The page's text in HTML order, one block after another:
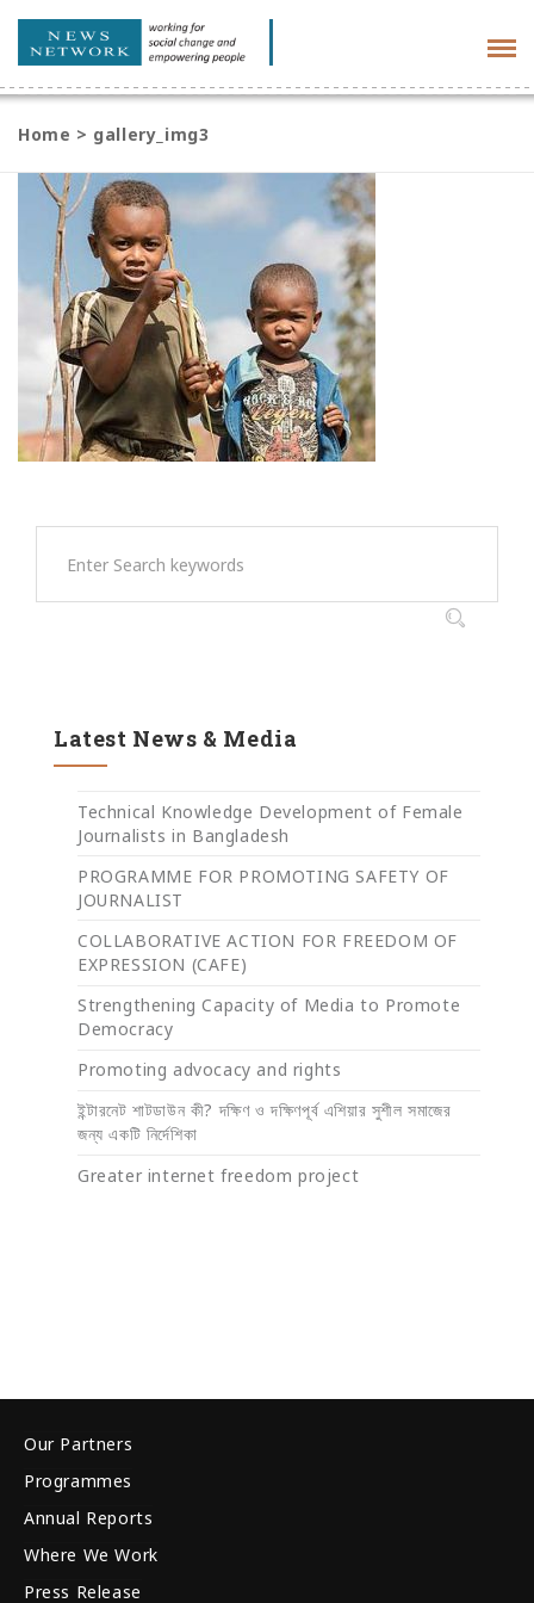
Home > gallery_img3
Latest News & Media
Technical Knowledge Development of Female
Journalists in Bangladesh
PROGRAMME FOR PROMOTING SAFETY OF
JOURNALIST
COLLABORATIVE ACTION FOR FREEDOM OF
EXPRESSION (CAFE)
Strengthening Capacity of Media to Promote
Democracy
Promoting advocacy and rights
ইন্টারনেট শাটডাউন কী? দক্ষিণ ও দক্ষিণপূর্ব এশিয়ার সুশীল সমাজের
জন্য একটি নির্দেশিকা
Greater internet freedom project
Our Partners
Programmes
Annual Reports
Where We Work
Press Release